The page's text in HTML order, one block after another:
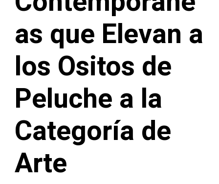
as que Elevan a
los Ositos de
Peluche a la
Categoría de
Arte